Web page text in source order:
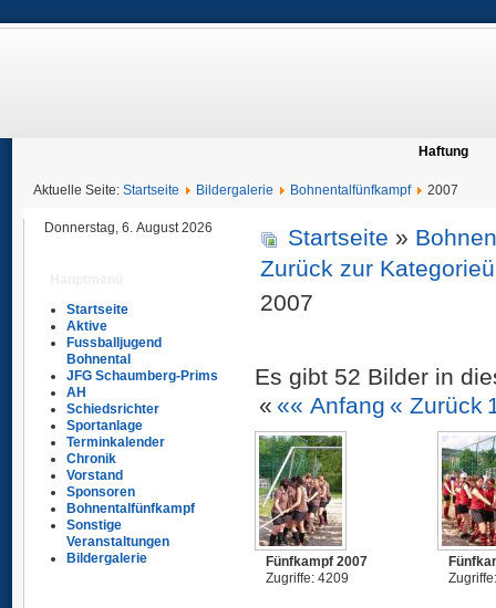
Haftung
Aktuelle Seite: Startseite Bildergalerie Bohnentalfünfkampf 2007
Donnerstag, 6. August 2026
Startseite
Aktive
Fussballjugend
Bohnental
JFG Schaumberg-Prims
AH
Schiedsrichter
Sportanlage
Terminkalender
Chronik
Vorstand
Sponsoren
Bohnentalfünfkampf
Sonstige
Veranstaltungen
Bildergalerie
Startseite »
Zurück zur
2007
Es gibt 52 Bilder in
« «« Anfang « Zurück
Fünfkampf 2007
Zugriffe: 4209